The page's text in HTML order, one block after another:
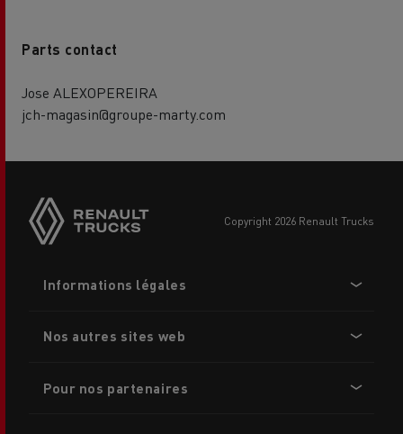
Parts contact
Jose ALEXOPEREIRA
jch-magasin@groupe-marty.com
buttons
copyright 2026 Renault Trucks
menu
Informations légales
Nos autres sites web
Pour nos partenaires